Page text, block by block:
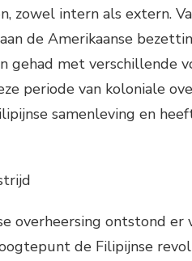
zowel intern als extern.
de Amerikaanse
gehad met verschillende
periode van koloniale
samenleving en
overheersing ontstond
de Filipijnse